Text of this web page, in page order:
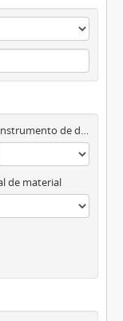
Instrumento de descripción
de material